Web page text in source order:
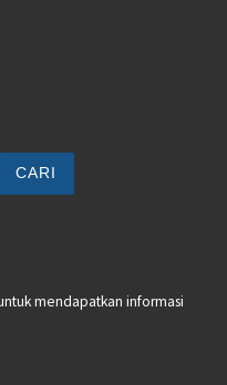
CARI
mendapatkan informasi